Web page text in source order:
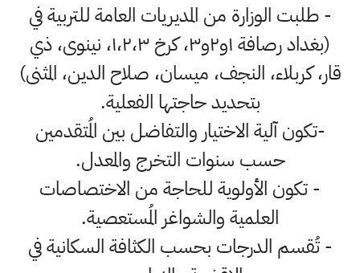
- طلبت الوزارة من المديريات العامة للتربية في
(بغداد رصافة ١و٢و٣، كرخ ١،٢،٣، نينوى، ذي
قار، كربلاء، النجف، ميسان، صلاح الدين، المثنى)
بتحديد حاجتها الفعلية.
-تكون آلية الاختيار والتفاضل بين المُتقدمين
حسب سنوات التخرج والمعدل.
- تكون الأولوية للحاجة من الاختصاصات
العلمية والشواغر المُستعصية.
- تُقسم الدرجات بحسب الكثافة السكانية في